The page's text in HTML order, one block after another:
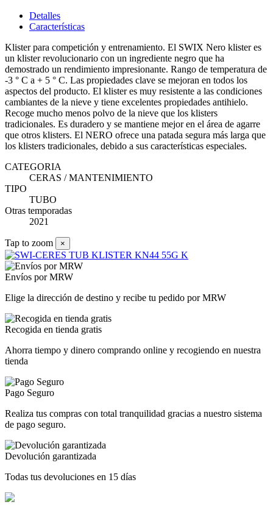
Detalles
Características
Klister para competición y entrenamiento. El SWIX Nero klister es
un klister revolucionario con un ingrediente negro que ha
demostrado un rendimiento impresionante. Rango de temperatura de
-3 ° C a + 5 ° C. Las propiedades clave se mejoran en todos los
aspectos del producto. El klister es muy resistente a las condiciones
cambiantes de la nieve y tiene excelentes propiedades antihielo.
Recoge mucho menos polvo de la nieve que los klisters
tradicionales. Es duradero y se mantiene mejor en el área de agarre
que otros klisters. El NERO ofrece una patada segura más larga que
los klisters tradicionales, debido a sus características especiales.
CATEGORIA
CERAS / MANTENIMIENTO
TIPO
TUBO
Otras temporadas
2021
Tap to zoom ×
Envíos por MRW
Elige la dirección de destino y recibe tu pedido por MRW
Recogida en tienda gratis
Ahorra tiempo y dinero comprando online y recogiendo en nuestra
tienda
Pago Seguro
Realiza tus compras con total tranquilidad gracias a nuestro sistema
de pago seguro.
Devolución garantizada
Todas tus devoluciones en 15 días